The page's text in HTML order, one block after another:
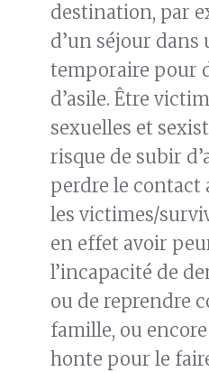
destination, par
d’un séjour
temporaire pour
d’asile. Être
sexuelles et
risque de subir
perdre le contact
les victimes/
en effet avoir
l’incapacité de
ou de reprendre
famille, ou
honte pour le